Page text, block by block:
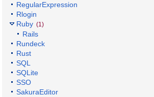
RegularExpression
Rlogin
Ruby (1)
Rails
Rundeck
Rust
SQL
SQLite
SSO
SakuraEditor